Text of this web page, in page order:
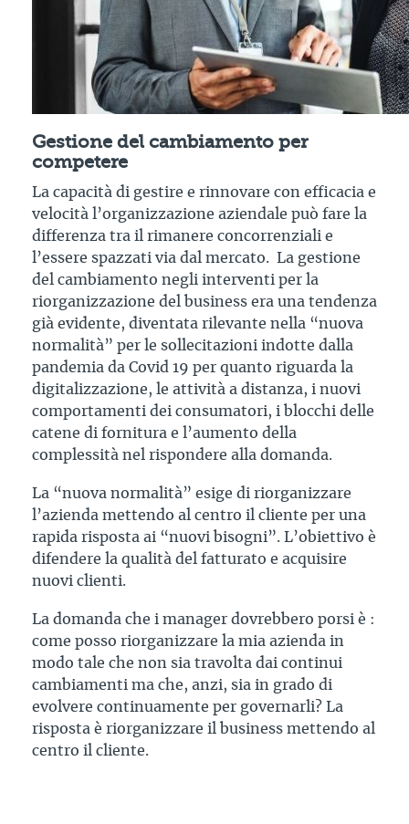
Gestione del cambiamento per
competere
La capacità di gestire e rinnovare con efficacia e
velocità l’organizzazione aziendale può fare la
differenza tra il rimanere concorrenziali e
l’essere spazzati via dal mercato. La gestione
del cambiamento negli interventi per la
riorganizzazione del business era una tendenza
già evidente, diventata rilevante nella “nuova
normalità” per le sollecitazioni indotte dalla
pandemia da Covid 19 per quanto riguarda la
digitalizzazione, le attività a distanza, i nuovi
comportamenti dei consumatori, i blocchi delle
catene di fornitura e l’aumento della
complessità nel rispondere alla domanda.
La “nuova normalità” esige di riorganizzare
l’azienda mettendo al centro il cliente per una
rapida risposta ai “nuovi bisogni”. L’obiettivo è
difendere la qualità del fatturato e acquisire
nuovi clienti.
La domanda che i manager dovrebbero porsi è :
come posso riorganizzare la mia azienda in
modo tale che non sia travolta dai continui
cambiamenti ma che, anzi, sia in grado di
evolvere continuamente per governarli? La
risposta è riorganizzare il business mettendo al
centro il cliente.